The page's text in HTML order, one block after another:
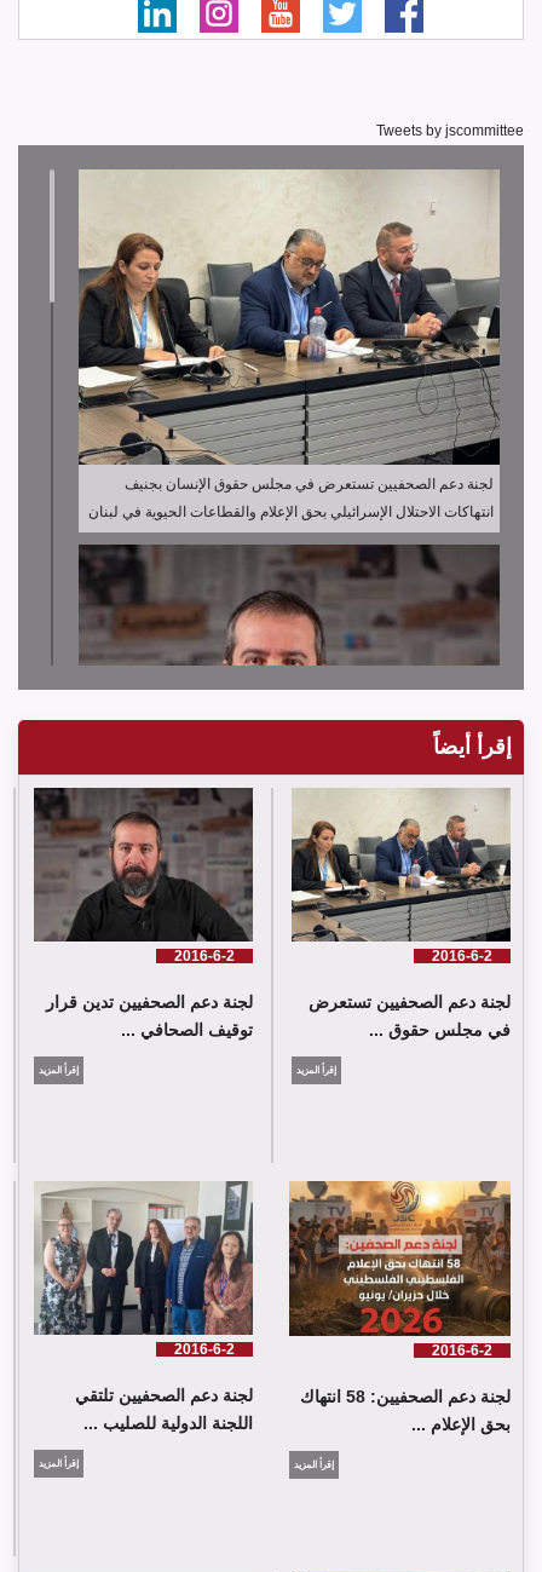
Tweets by jscommittee
لجنة دعم الصحفيين تستعرض في مجلس حقوق الإنسان بجنيف
انتهاكات الاحتلال الإسرائيلي بحق الإعلام والقطاعات الحيوية في لبنان
لجنة دعم الصحفيين تدين قرار توقيف الصحافي حسن عليق
لجنة دعم الصحفيين: 58 انتهاك بحق الإعلام الفلسطيني خلال حزيران/
يونيو 2026
إقرأ أيضاً
2016-6-2
لجنة دعم الصحفيين تستعرض
في مجلس حقوق ...
إقرأ المزيد
2016-6-2
لجنة دعم الصحفيين تدين قرار
توقيف الصحافي ...
إقرأ المزيد
2016-6-2
لجنة دعم الصحفيين: 58 انتهاك
بحق الإعلام ...
إقرأ المزيد
2016-6-2
لجنة دعم الصحفيين تلتقي
اللجنة الدولية للصليب ...
إقرأ المزيد